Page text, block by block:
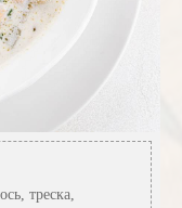
треска,